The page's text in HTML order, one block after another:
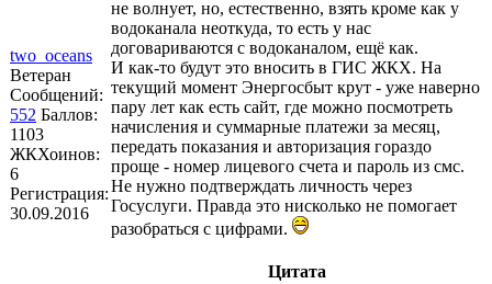
two_oceans
Ветеран
Сообщений:
552 Баллов:
1103
ЖКХоинов:
6
Регистрация:
30.09.2016
не волнует, но, естественно, взять кроме как у
водоканала неоткуда, то есть у нас
договариваются с водоканалом, ещё как.
И как-то будут это вносить в ГИС ЖКХ. На
текущий момент Энергосбыт крут - уже наверно
пару лет как есть сайт, где можно посмотреть
начисления и суммарные платежи за месяц,
передать показания и авторизация гораздо
проще - номер лицевого счета и пароль из смс.
Не нужно подтверждать личность через
Госуслуги. Правда это нисколько не помогает
разобраться с цифрами.
Цитата